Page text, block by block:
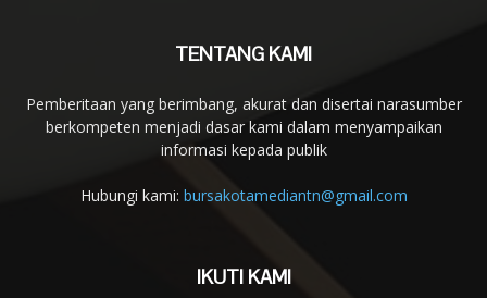
TENTANG KAMI
Pemberitaan yang berimbang, akurat dan disertai narasumber
berkompeten menjadi dasar kami dalam menyampaikan
informasi kepada publik
Hubungi kami: bursakotamediantn@gmail.com
IKUTI KAMI